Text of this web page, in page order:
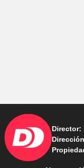
Director: